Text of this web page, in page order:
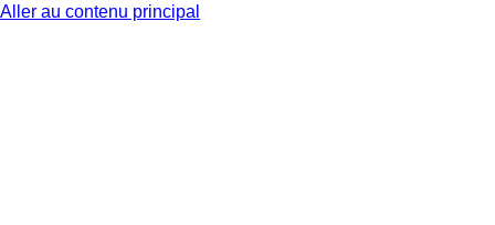
Aller au contenu principal